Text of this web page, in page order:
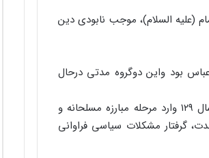
(علیه السلام)، موجب نابودی دین
بود واین دوگروه مدتی درحال
از زمان هشام بن عبدالملی، تبلیغات و مبارزات سیاسی عباسیان آغاز گردید و در سال ۱۲۹ وارد مرحله مبارزه مسلحانه و
بنی امیه در این مدت، گرفتار مشکلات سیاسی فراوانی